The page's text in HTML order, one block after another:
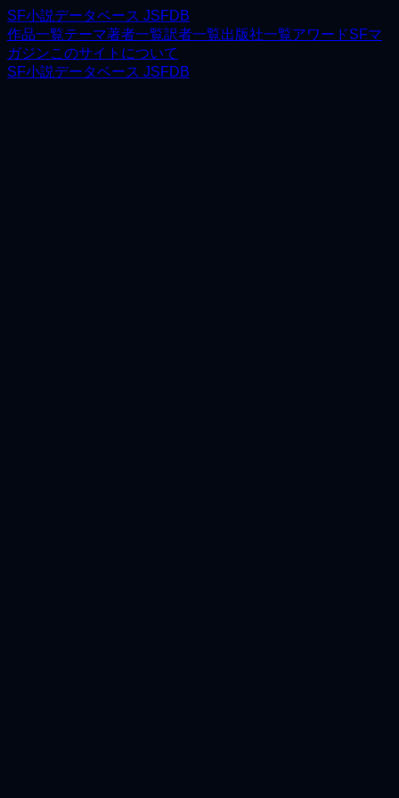
SF小説データベース JSFDB
作品一覧テーマ著者一覧訳者一覧出版社一覧アワードSFマ
ガジンこのサイトについて
SF小説データベース JSFDB